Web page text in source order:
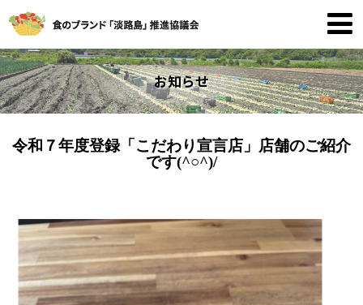
お知らせ
令和７年度登録「こだわり宣言店」店舗のご紹介
です(^○^)/